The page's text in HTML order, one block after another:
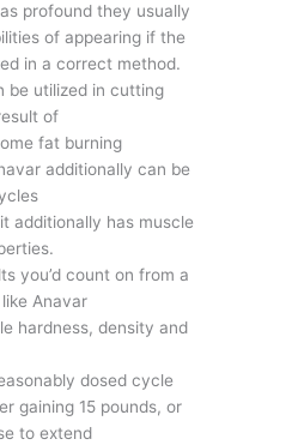
profound they usually
of appearing if the
in a correct method.
be utilized in cutting
of
fat burning
additionally can be
additionally has muscle
you’d count on from a
Anavar
hardness, density and
dosed cycle
gaining 15 pounds, or
to extend